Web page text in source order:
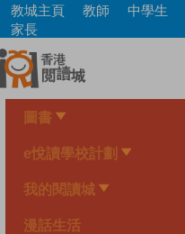
Skip
main
content
教城主頁 教師 中學生
家長
圖書
e悅讀學校計劃
我的閱讀城
漫話生活